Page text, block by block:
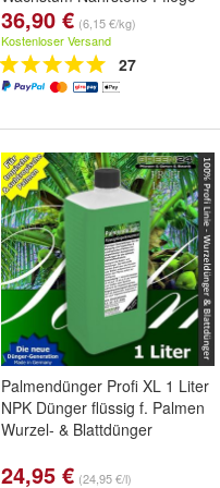
36,90 € (6,15 €/kg)
Kostenloser Versand
27
Palmendünger Profi XL 1 Liter
NPK Dünger flüssig f. Palmen
Wurzel- & Blattdünger
24,95 € (24,95 €/l)